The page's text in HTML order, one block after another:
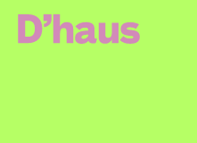
Zum Hauptinhalt springen